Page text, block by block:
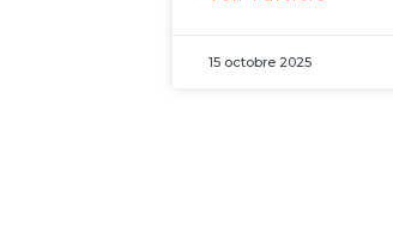
15 octobre 2025